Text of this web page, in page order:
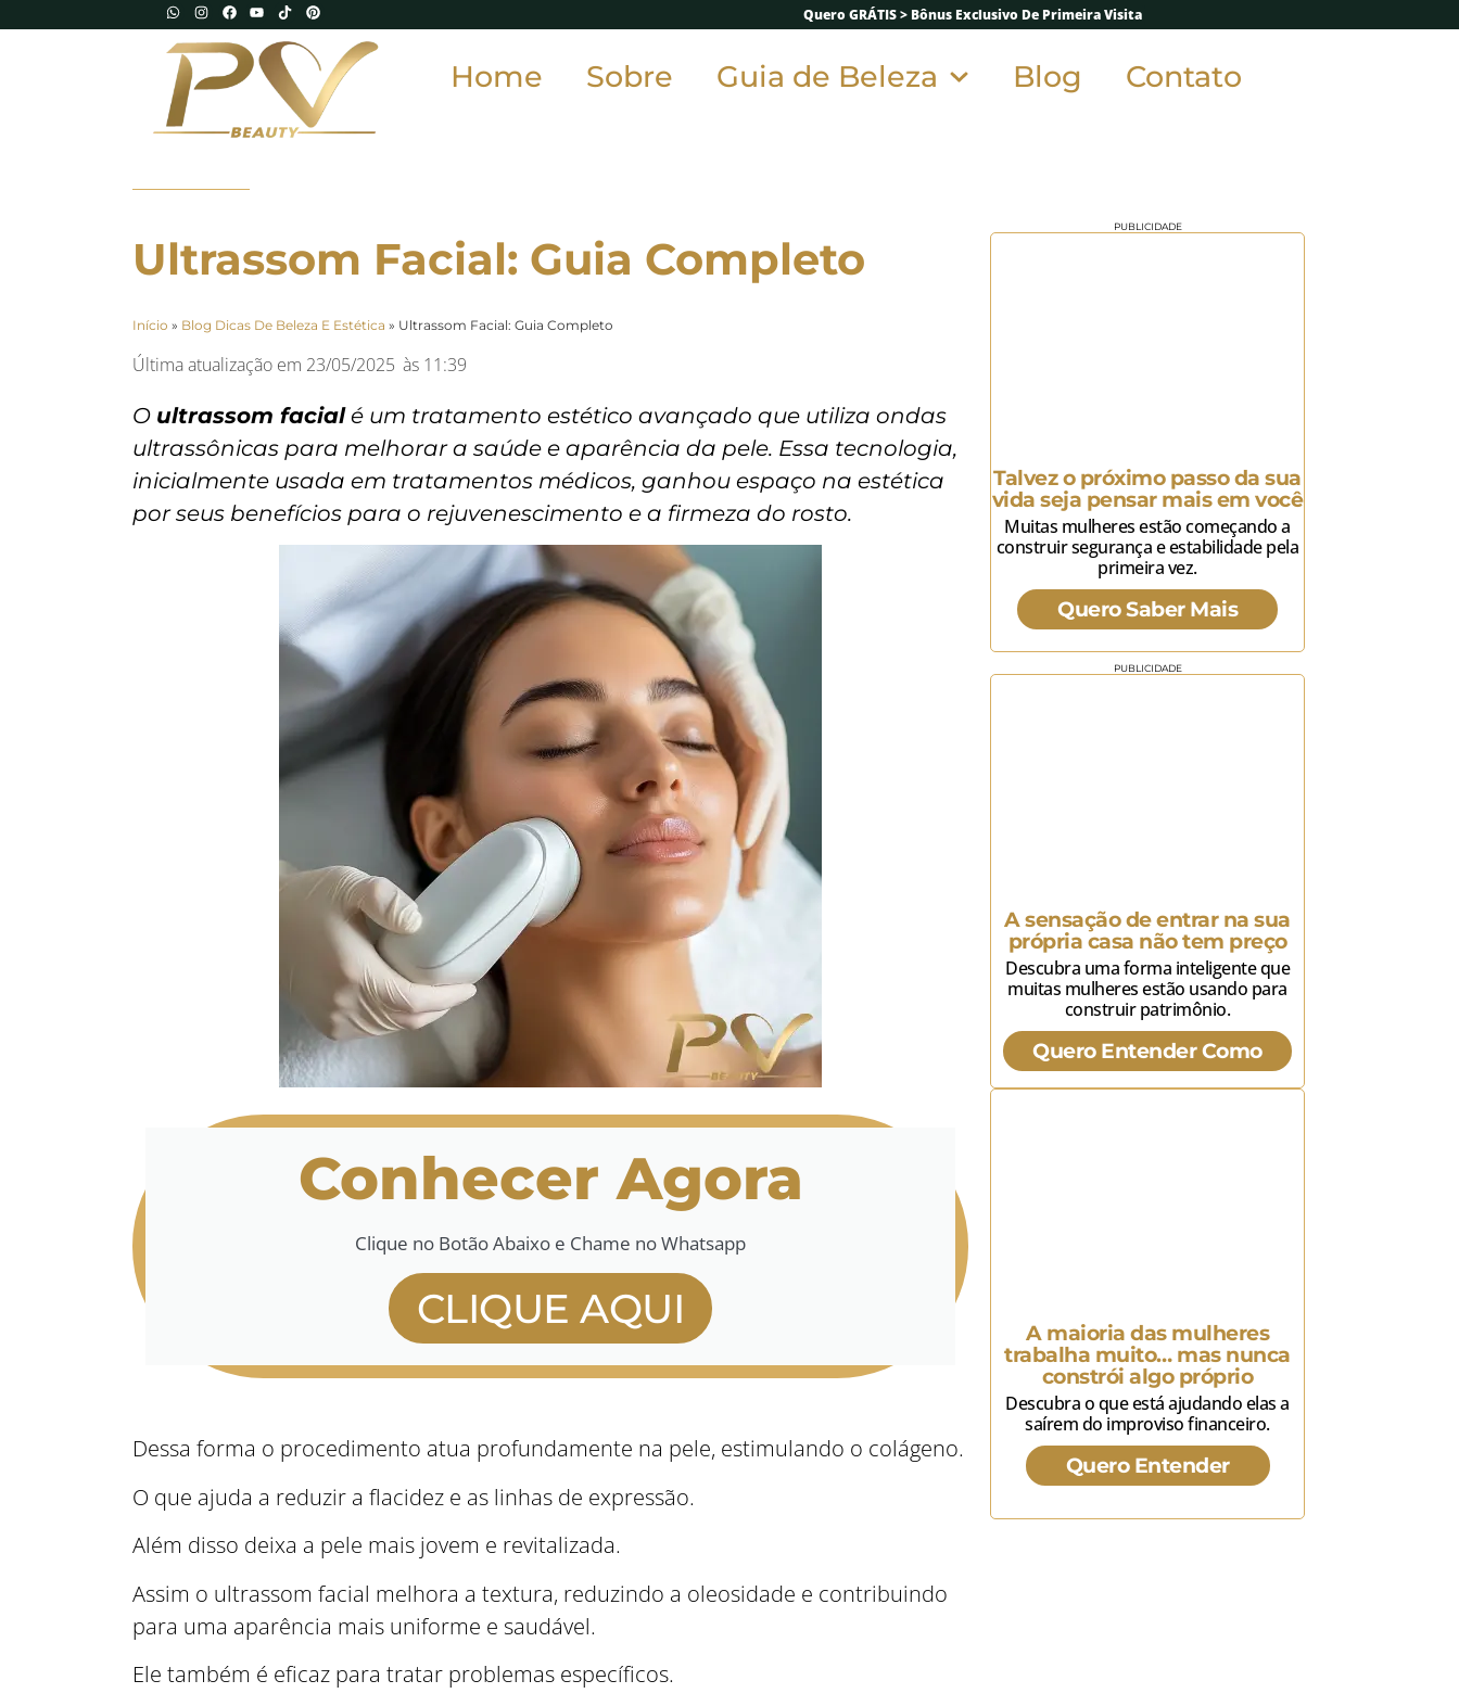
Quero GRÁTIS > Bônus Exclusivo De Primeira Visita
Home Sobre Guia de Beleza Blog Contato
Ultrassom Facial: Guia Completo
Início » Blog Dicas De Beleza E Estética » Ultrassom Facial: Guia Completo
Última atualização em 23/05/2025 às 11:39
O ultrassom facialé um tratamento estético avançado que utiliza ondas
ultrassônicas para melhorar a saúde e aparência da pele. Essa tecnologia,
inicialmente usada em tratamentos médicos, ganhou espaço na estética
por seus benefícios para o rejuvenescimento e a firmeza do rosto.
Conhecer Agora
Clique no Botão Abaixo e Chame no Whatsapp
CLIQUE AQUI
Dessa forma o procedimento atua profundamente na pele, estimulando o colágeno.
O que ajuda a reduzir a flacidez e as linhas de expressão.
Além disso deixa a pele mais jovem e revitalizada.
Assim o ultrassom facial melhora a textura, reduzindo a oleosidade e contribuindo
para uma aparência mais uniforme e saudável.
Ele também é eficaz para tratar problemas específicos.
PUBLICIDADE
Talvez o próximo passo da sua
vida seja pensar mais em você
Muitas mulheres estão começando a
construir segurança e estabilidade pela
primeira vez.
Quero Saber Mais
PUBLICIDADE
A sensação de entrar na sua
própria casa não tem preço
Descubra uma forma inteligente que
muitas mulheres estão usando para
construir patrimônio.
Quero Entender Como
A maioria das mulheres
trabalha muito… mas nunca
constrói algo próprio
Descubra o que está ajudando elas a
saírem do improviso financeiro.
Quero Entender